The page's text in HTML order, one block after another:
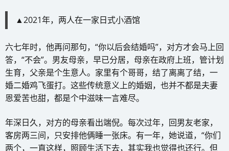
▲2021年，两人在一家日式小酒馆
六七年时，他再问那句，“你以后会结婚吗”，对方才会马上回
答，“不会”。男友母亲，早已分居，母亲在政府上班，管计划
生育，父亲是个生意人。家里有个哥哥，结了离离了结，一
婚二婚鸡飞蛋打。这些传统意义上的婚姻，也并不都是夫妻
恩爱苦也甜，都是个中滋味一言难尽。
年深日久，对方的母亲看出端倪。每次过年，回男友老家，
客房两三间，只安排他俩睡一张床。有一年，她说道，“你们
两个，一直这样，照顾生活下去，其实我也觉得也还行。但